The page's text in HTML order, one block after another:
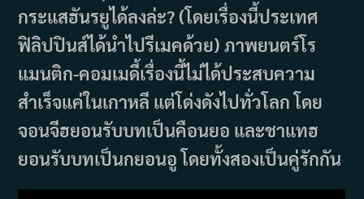
กระแสฮันรยูได้ลงล่ะ? (โดยเรื่องนี้ประเทศ
ฟิลิปปินส์ได้นำไปรีเมคด้วย) ภาพยนตร์โร
แมนติก-คอมเมดี้เรื่องนี้ไม่ได้ประสบความ
สำเร็จแค่ในเกาหลี แต่โด่งดังไปทั่วโลก โดย
จอนจีฮยอนรับบทเป็นคือนยอ และชาแทฮ
ยอนรับบทเป็นกยอนอู โดยทั้งสองเป็นคู่รักกัน